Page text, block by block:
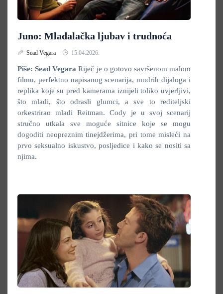
Juno: Mladalačka ljubav i trudnoća
Sead Vegara 15.04.2026.
Piše: Sead Vegara Riječ je o gotovo savršenom malom
filmu, perfektno napisanog scenarija, mudrih dijaloga i
replika koje su pred kamerama iznijeli toliko uvjerljivi,
što mladi, što odrasli glumci, a sve to rediteljski
orkestrirao mladi Reitman. Cody je u svoj scenarij
stručno utkala sve moguće sitnice koje se mogu
dogoditi neopreznim tinejdžerima, pri tome misleći na
prvo seksualno iskustvo, posljedice i kako se nositi sa
njima.